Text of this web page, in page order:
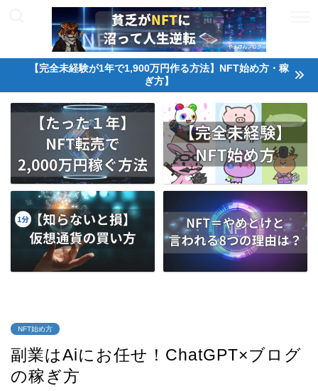
【完全未経験が1年で1,900万円作る方法】NFT始め方・稼
ぎ方】
NFT始め方
副業はAiにお任せ！ChatGPT×ブログ
の稼ぎ方